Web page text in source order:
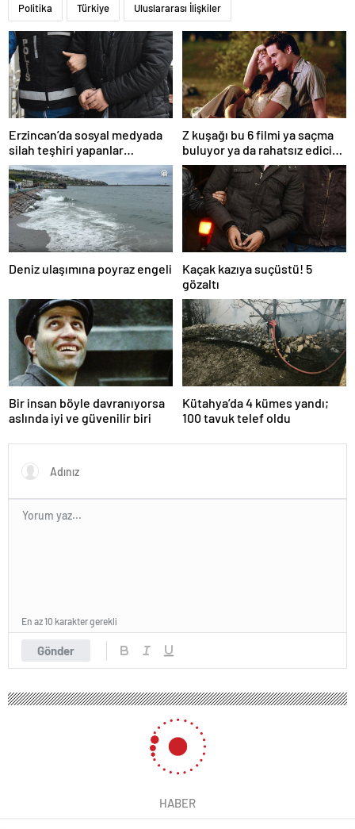
Politika Türkiye Uluslararası İlişkiler
Erzincan’da sosyal medyada
silah teşhiri yapanlar
yakalandı
Z kuşağı bu 6 filmi ya saçma
buluyor ya da rahatsız edici
ve toksik!
Deniz ulaşımına poyraz engeli
Kaçak kazıya suçüstü! 5
gözaltı
Bir insan böyle davranıyorsa
aslında iyi ve güvenilir biri
Kütahya’da 4 kümes yandı;
100 tavuk telef oldu
Gönder
En az 10 karakter gerekli
HABER